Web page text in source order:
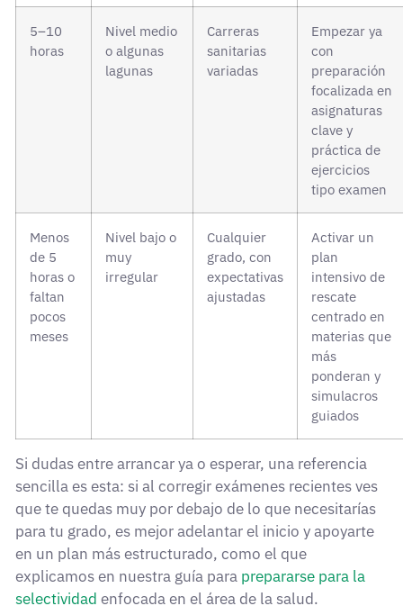
5–10
horas
Nivel medio
o algunas
lagunas
Carreras
sanitarias
variadas
Empezar ya
con
preparación
focalizada en
asignaturas
clave y
práctica de
ejercicios
tipo examen
Menos
de 5
horas o
faltan
pocos
meses
Nivel bajo o
muy
irregular
Cualquier
grado, con
expectativas
ajustadas
Activar un
plan
intensivo de
rescate
centrado en
materias que
más
ponderan y
simulacros
guiados
Si dudas entre arrancar ya o esperar, una referencia
sencilla es esta: si al corregir exámenes recientes ves
que te quedas muy por debajo de lo que necesitarías
para tu grado, es mejor adelantar el inicio y apoyarte
en un plan más estructurado, como el que
explicamos en nuestra guía para prepararse para la
selectividad enfocada en el área de la salud.